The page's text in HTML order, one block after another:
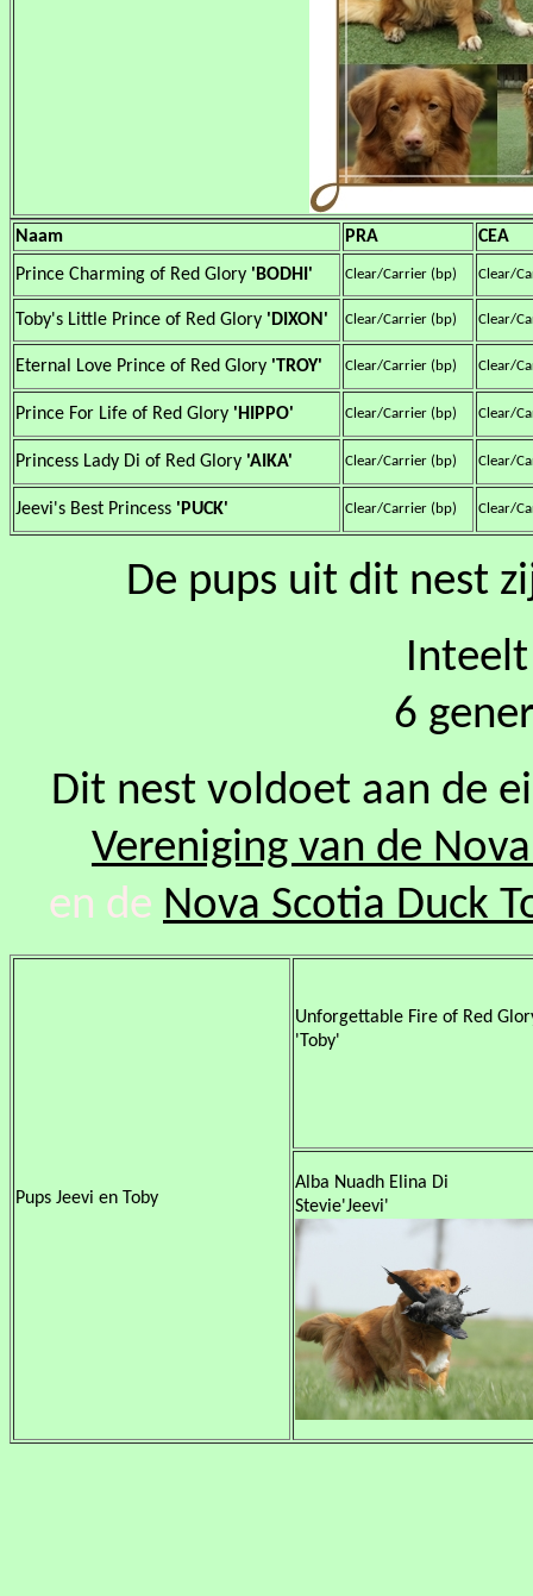
Naam PRA
CEA
Prince Charming of Red Glory 'BODHI' Clear/Carrier (bp) Clear/
Toby's Little Prince of Red Glory 'DIXON' Clear/Carrier (bp) Clear/
Eternal Love Prince of Red Glory 'TROY' Clear/Carrier (bp) Clear/
Prince For Life of Red Glory 'HIPPO' Clear/Carrier (bp) Clear/
Princess Lady Di of Red Glory 'AIKA' Clear/Carrier (bp) Clear/
Jeevi's Best Princess 'PUCK' Clear/Carrier (bp) Clear/
De pups uit dit nest
6
Dit nest voldoet aan de
Vereniging van de
en de Nova Scotia Duck
Pups Jeevi en Toby
Unforgettable Fire of Red
'Toby'
Alba Nuadh Elina Di
Stevie'Jeevi'